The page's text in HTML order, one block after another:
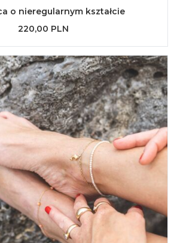
o nieregularnym kształcie
220,00 PLN